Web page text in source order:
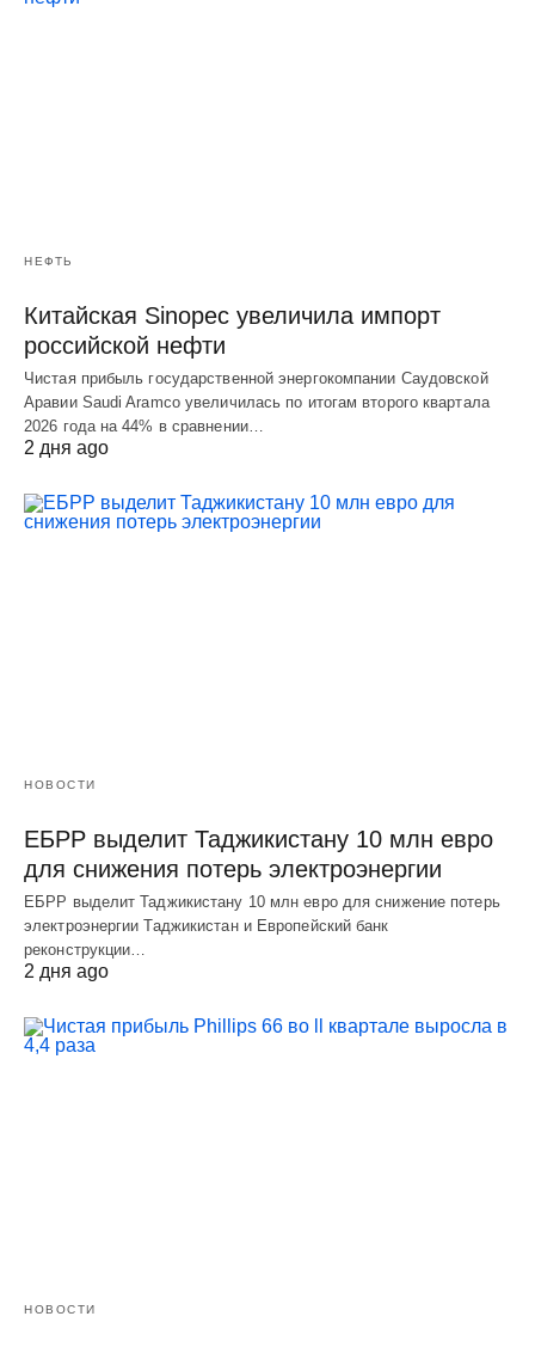
НЕФТЬ
Китайская Sinopec увеличила импорт
российской нефти
Чистая прибыль государственной энергокомпании Саудовской
Аравии Saudi Aramco увеличилась по итогам второго квартала
2026 года на 44% в сравнении…
2 дня ago
НОВОСТИ
ЕБРР выделит Таджикистану 10 млн евро
для снижения потерь электроэнергии
ЕБРР выделит Таджикистану 10 млн евро для снижение потерь
электроэнергии Таджикистан и Европейский банк
реконструкции…
2 дня ago
НОВОСТИ